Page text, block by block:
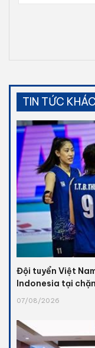
TIN TỨC KHÁC
Đội tuyển Việt
Indonesia tại
07/08/2026